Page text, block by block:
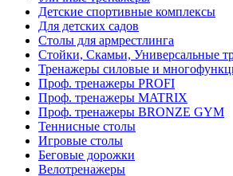
Детские спортивные комплексы
Для детских садов
Столы для армрестлинга
Стойки, Скамьи, Универсальные
Тренажеры силовые и
Проф. тренажеры PROFI
Проф. тренажеры MATRIX
Проф. тренажеры BRONZE GYM
Теннисные столы
Игровые столы
Беговые дорожки
Велотренажеры